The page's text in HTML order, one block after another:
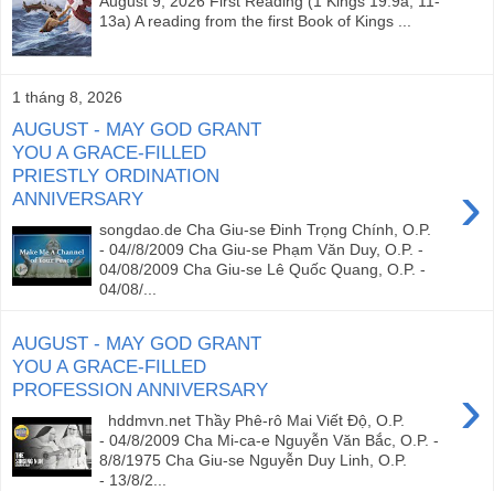
13a) A reading from the first Book of Kings ...
1 tháng 8, 2026
AUGUST - MAY GOD GRANT
YOU A GRACE-FILLED
PRIESTLY ORDINATION
ANNIVERSARY
›
songdao.de Cha Giu-se Đinh Trọng Chính, O.P.
- 04//8/2009 Cha Giu-se Phạm Văn Duy, O.P. -
04/08/2009 Cha Giu-se Lê Quốc Quang, O.P. -
04/08/...
AUGUST - MAY GOD GRANT
YOU A GRACE-FILLED
PROFESSION ANNIVERSARY
›
hddmvn.net Thầy Phê-rô Mai Viết Độ, O.P.
- 04/8/2009 Cha Mi-ca-e Nguyễn Văn Bắc, O.P. -
8/8/1975 Cha Giu-se Nguyễn Duy Linh, O.P.
- 13/8/2...